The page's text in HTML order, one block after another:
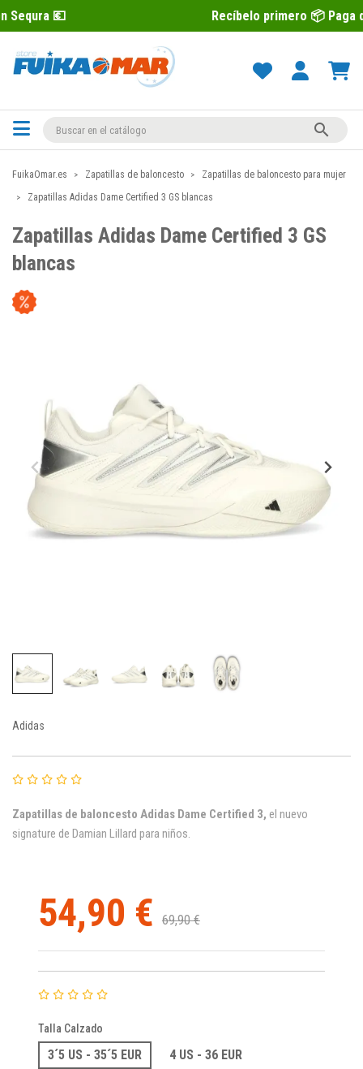
Recíbelo primero 📦 Paga después con

FuikaOmar.es Zapatillas de baloncesto
Zapatillas de baloncesto para mujer
Zapatillas Adidas Dame Certified 3 GS blancas
Zapatillas Adidas Dame Certified 3 GS
blancas
Adidas
Zapatillas de baloncesto Adidas Dame Certified 3, el nuevo
signature de Damian Lillard para niños.
54,90 € 69,90 €
Talla Calzado
3´5 US - 35´5 EUR 4 US - 36 EUR